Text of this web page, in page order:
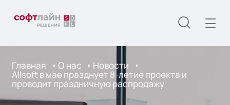
Главная О нас Новости
Allsoft в мае празднует 8-летие проекта и
проводит праздничную распродажу